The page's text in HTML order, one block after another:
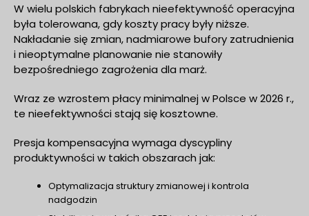
W wielu polskich fabrykach nieefektywność operacyjna
była tolerowana, gdy koszty pracy były niższe.
Nakładanie się zmian, nadmiarowe bufory zatrudnienia
i nieoptymalne planowanie nie stanowiły
bezpośredniego zagrożenia dla marż.
Wraz ze wzrostem płacy minimalnej w Polsce w 2026 r.,
te nieefektywności stają się kosztowne.
Presja kompensacyjna wymaga dyscypliny
produktywności w takich obszarach jak:
Optymalizacja struktury zmianowej i kontrola
nadgodzin